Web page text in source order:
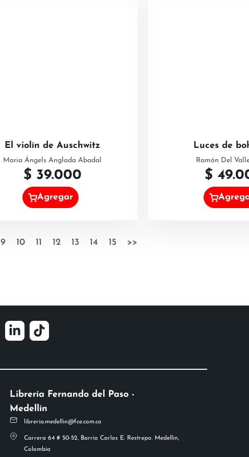
El violín de Auschwitz
Maria Ángels Anglada Abadal
$ 39.000
Agregar
Luces de
Ramón Del
$
9 10 11 12 13 14 15 >>
Librería Fernando del Paso -
Medellín
libreria.medellin@fce.com.co
Carrera 64 # 50-52, Barrio Carlos E. Restrepo. Medellín,
Colombia